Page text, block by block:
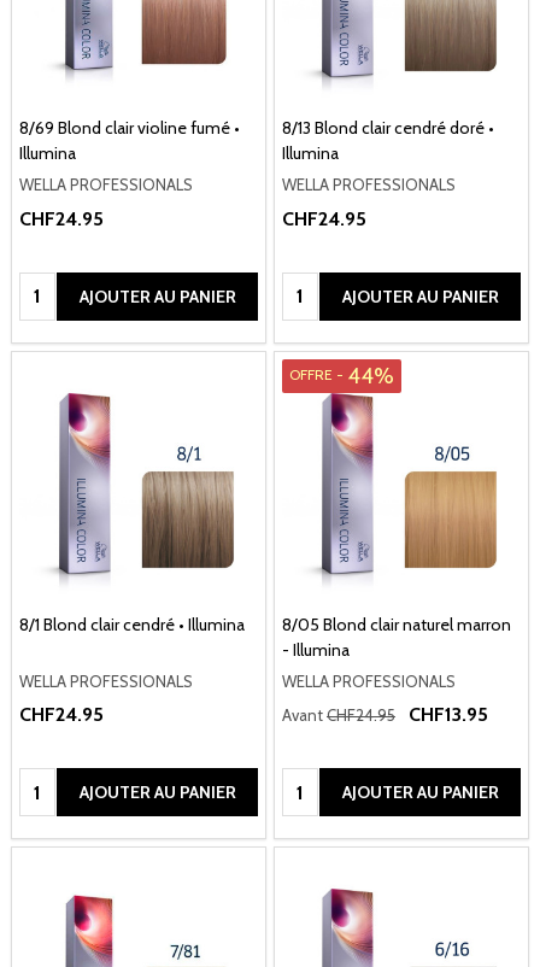
8/69 Blond clair violine fumé •
Illumina
WELLA PROFESSIONALS
CHF24.95
Quantité:AJOUTER AU PANIER
8/13 Blond clair cendré doré •
Illumina
WELLA PROFESSIONALS
CHF24.95
Quantité:AJOUTER AU PANIER
8/1 Blond clair cendré • Illumina
WELLA PROFESSIONALS
CHF24.95
Quantité:AJOUTER AU PANIER
OFFRE - 44%
8/05 Blond clair naturel marron
- Illumina
WELLA PROFESSIONALS
AvantCHF24.95 CHF13.95
Quantité:AJOUTER AU PANIER